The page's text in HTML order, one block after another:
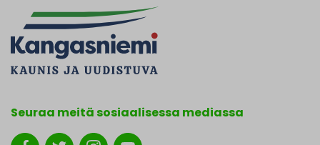
Seuraa meitä sosiaalisessa mediassa